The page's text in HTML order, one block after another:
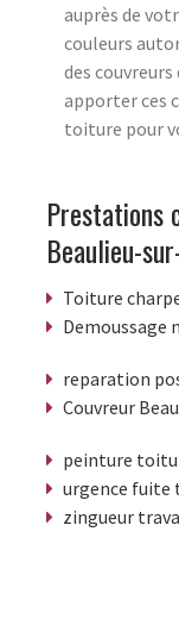
auprès de
couleurs
des
apporter ces
toiture pour
Prestations
Beaulieu-
Toiture
Demoussage
reparation
Couvreur
peinture
urgence fuite
zingueur